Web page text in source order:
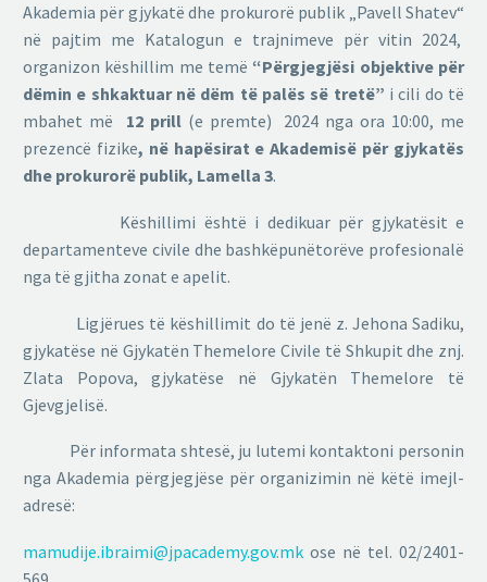
Akademia për gjykatë dhe prokurorë publik „Pavell Shatev“
në pajtim me Katalogun e trajnimeve për vitin 2024,
organizon këshillim me temë “Përgjegjësi objektive për
dëmin e shkaktuar në dëm të palës së tretë” i cili do të
mbahet më 12 prill(e premte) 2024 nga ora 10:00, me
prezencë fizike, në hapësirat e Akademisë për gjykatës
dhe prokurorë publik, Lamella 3.
Këshillimi është i dedikuar për gjykatësit e
departamenteve civile dhe bashkëpunëtorëve profesionalë
nga të gjitha zonat e apelit.
Ligjërues të këshillimit do të jenë z. Jehona Sadiku,
gjykatëse në Gjykatën Themelore Civile të Shkupit dhe znj.
Zlata Popova, gjykatëse në Gjykatën Themelore të
Gjevgjelisë.
Për informata shtesë, ju lutemi kontaktoni personin
nga Akademia përgjegjëse për organizimin në këtë imejl-
adresë:
mamudije.ibraimi@jpacademy.gov.mk ose në tel. 02/2401-